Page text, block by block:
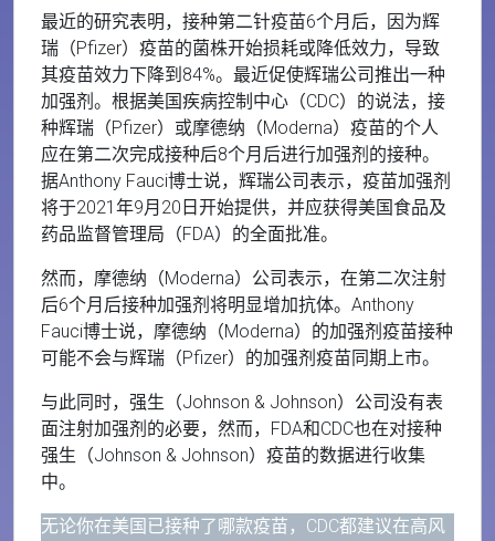
最近的研究表明，接种第二针疫苗6个月后，因为辉
瑞（Pfizer）疫苗的菌株开始损耗或降低效力，导致
其疫苗效力下降到84%。最近促使辉瑞公司推出一种
加强剂。根据美国疾病控制中心（CDC）的说法，接
种辉瑞（Pfizer）或摩德纳（Moderna）疫苗的个人
应在第二次完成接种后8个月后进行加强剂的接种。
据Anthony Fauci博士说，辉瑞公司表示，疫苗加强剂
将于2021年9月20日开始提供，并应获得美国食品及
药品监督管理局（FDA）的全面批准。
然而，摩德纳（Moderna）公司表示，在第二次注射
后6个月后接种加强剂将明显增加抗体。Anthony
Fauci博士说，摩德纳（Moderna）的加强剂疫苗接种
可能不会与辉瑞（Pfizer）的加强剂疫苗同期上市。
与此同时，强生（Johnson & Johnson）公司没有表
面注射加强剂的必要，然而，FDA和CDC也在对接种
强生（Johnson & Johnson）疫苗的数据进行收集
中。
无论你在美国已接种了哪款疫苗，CDC都建议在高风